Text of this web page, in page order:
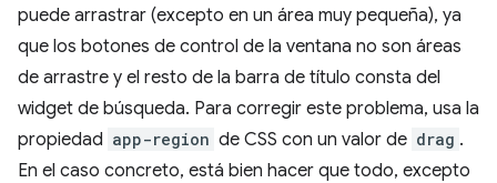
puede arrastrar (excepto en un área muy pequeña), ya
que los botones de control de la ventana no son áreas
de arrastre y el resto de la barra de título consta del
widget de búsqueda. Para corregir este problema, usa la
propiedad app-region de CSS con un valor de drag .
En el caso concreto, está bien hacer que todo, excepto